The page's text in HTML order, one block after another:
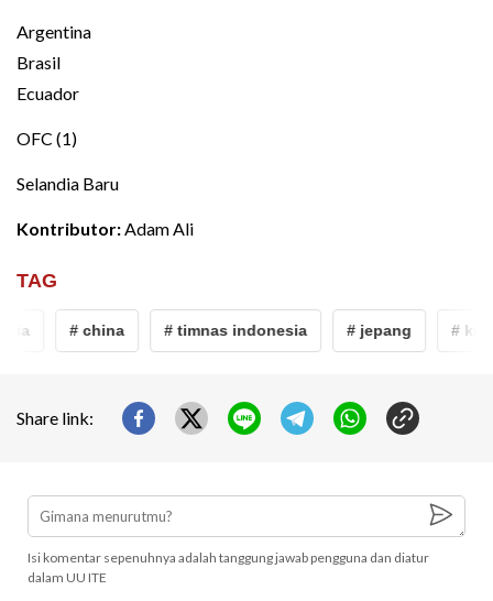
Argentina
Brasil
Ecuador
OFC (1)
Selandia Baru
Kontributor:Adam Ali
TAG
# china # timnas indonesia # jepang #
Share link:
Isi komentar sepenuhnya adalah tanggung jawab pengguna dan diatur
dalam UU ITE